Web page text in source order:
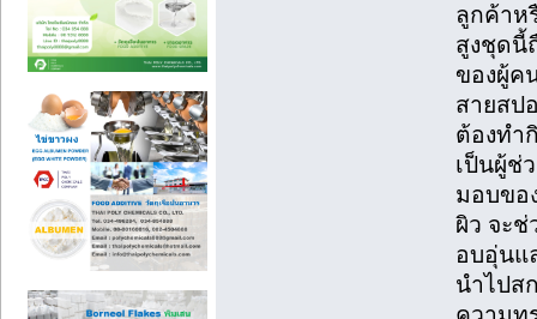
ลูกค้าห
สูงชุดนี้
ของผู้ค
สายสป
ต้องทำ
เป็นผู้ช่
มอบขอ
ผิว จะช่
อบอุ่นแ
นำไปส